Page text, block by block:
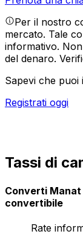
Per il nostro
mercato. Tale
informativo.
del denaro.
Sapevi che
Registrati oggi
Tassi di
Converti
convertibile
Rate